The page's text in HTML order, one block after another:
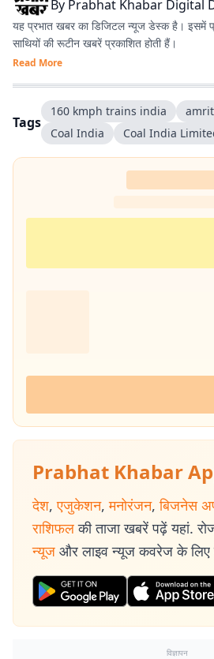
By Prabhat Khabar Digital
यह प्रभात खबर का डिजिटल न्यूज डेस्क है। इसमें
साथियों की रूटीन खबरें प्रकाशित होती हैं।
Read More
Tags
160 kmph trains india
Coal India
Coal India
Prabhat Khabar
देश, एजुकेशन, मनोरंजन, बिजनेस
राशिफल की ताजा खबरें पढ़ें यहां.
न्यूज और लाइव न्यूज कवरेज के लिए
विज्ञापन